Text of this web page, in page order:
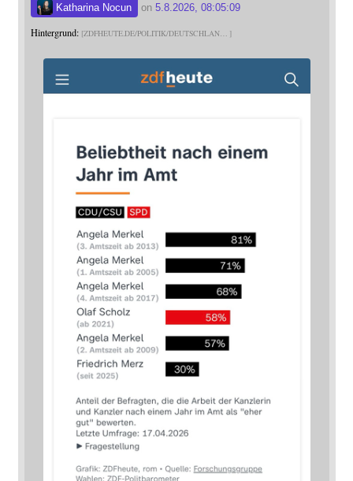
Katharina Nocun on 5.8.2026, 08:05:09
Hintergrund: ZDFHEUTE.DE/POLITIK/DEUTSCHLAN